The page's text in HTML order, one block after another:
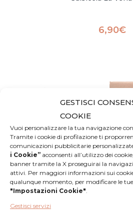
GESTISCI
COOKIE
Vuoi personalizzare la tua navigazione
Tramite i cookie di profilazione ti
comunicazioni pubblicitarie
i Cookie” acconsenti all’utilizzo dei
banner tramite la X proseguirai la
attivi. Per maggiori informazioni sui
qualunque momento, per modificare le
"Impostazioni Cookie"
Gestisci servizi
6,90€